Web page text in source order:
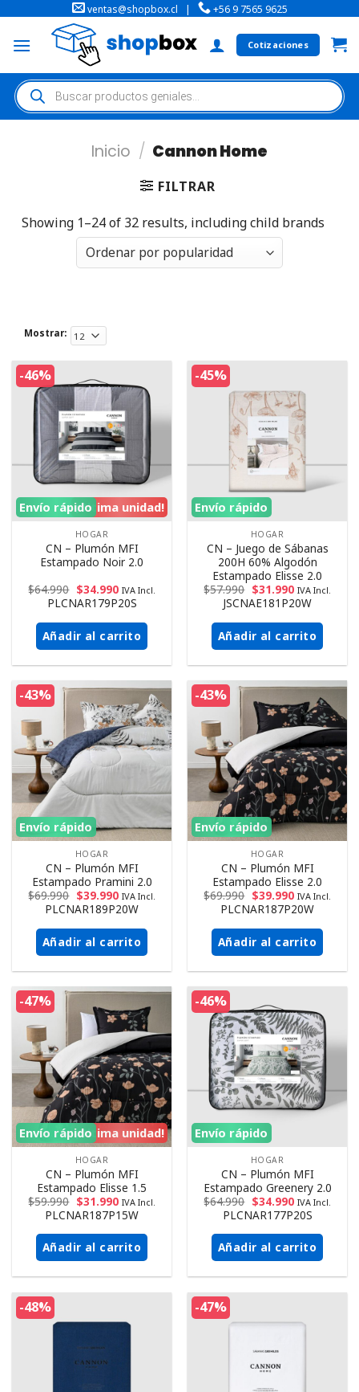
ventas@shopbox.cl | +56 9 7565 9625
Cotizaciones
Inicio / Cannon Home
FILTRAR
Showing 1–24 of 32 results, including child brands
Mostrar:
-46%
¡Ultima unidad!
Envío rápido
HOGAR
CN – Plumón MFI
Estampado Noir 2.0
$64.990 $34.990 IVA Incl.
PLCNAR179P20S
Añadir al carrito
-45%
Envío rápido
HOGAR
CN – Juego de Sábanas
200H 60% Algodón
Estampado Elisse 2.0
$57.990 $31.990 IVA Incl.
JSCNAE181P20W
Añadir al carrito
-43%
Envío rápido
HOGAR
CN – Plumón MFI
Estampado Pramini 2.0
$69.990 $39.990 IVA Incl.
PLCNAR189P20W
Añadir al carrito
-43%
Envío rápido
HOGAR
CN – Plumón MFI
Estampado Elisse 2.0
$69.990 $39.990 IVA Incl.
PLCNAR187P20W
Añadir al carrito
-47%
¡Ultima unidad!
Envío rápido
HOGAR
CN – Plumón MFI
Estampado Elisse 1.5
$59.990 $31.990 IVA Incl.
PLCNAR187P15W
Añadir al carrito
-46%
Envío rápido
HOGAR
CN – Plumón MFI
Estampado Greenery 2.0
$64.990 $34.990 IVA Incl.
PLCNAR177P20S
Añadir al carrito
-48% -47%